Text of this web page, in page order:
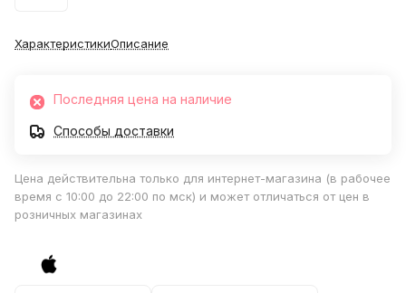
ХарактеристикиОписание
Последняя цена на наличие
Способы доставки
Цена действительна только для интернет-магазина (в рабочее
время с 10:00 до 22:00 по мск) и может отличаться от цен в
розничных магазинах